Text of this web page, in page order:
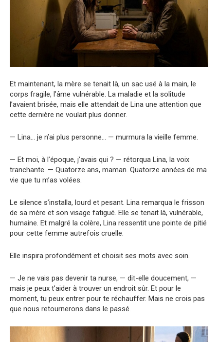
Et maintenant, la mère se tenait là, un sac usé à la main, le
corps fragile, l’âme vulnérable. La maladie et la solitude
l’avaient brisée, mais elle attendait de Lina une attention que
cette dernière ne voulait plus donner.
— Lina… je n’ai plus personne… — murmura la vieille femme.
— Et moi, à l’époque, j’avais qui ? — rétorqua Lina, la voix
tranchante. — Quatorze ans, maman. Quatorze années de ma
vie que tu m’as volées.
Le silence s’installa, lourd et pesant. Lina remarqua le frisson
de sa mère et son visage fatigué. Elle se tenait là, vulnérable,
humaine. Et malgré la colère, Lina ressentit une pointe de pitié
pour cette femme autrefois cruelle.
Elle inspira profondément et choisit ses mots avec soin.
— Je ne vais pas devenir ta nurse, — dit-elle doucement, —
mais je peux t’aider à trouver un endroit sûr. Et pour le
moment, tu peux entrer pour te réchauffer. Mais ne crois pas
que nous retournerons dans le passé.